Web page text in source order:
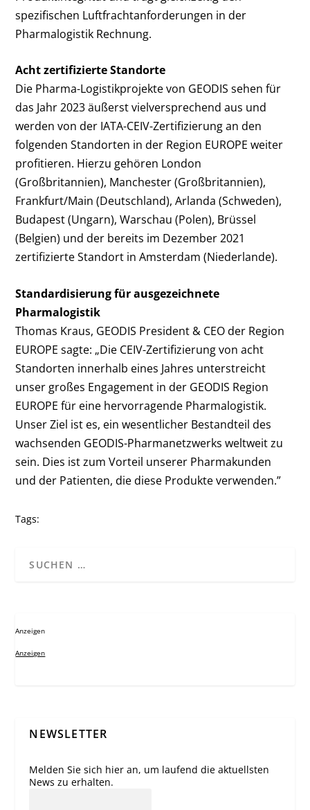
spezifischen Luftfrachtanforderungen in der
Pharmalogistik Rechnung.
Acht zertifizierte Standorte
Die Pharma-Logistikprojekte von GEODIS sehen für
das Jahr 2023 äußerst vielversprechend aus und
werden von der IATA-CEIV-Zertifizierung an den
folgenden Standorten in der Region EUROPE weiter
profitieren. Hierzu gehören London
(Großbritannien), Manchester (Großbritannien),
Frankfurt/Main (Deutschland), Arlanda (Schweden),
Budapest (Ungarn), Warschau (Polen), Brüssel
(Belgien) und der bereits im Dezember 2021
zertifizierte Standort in Amsterdam (Niederlande).
Standardisierung für ausgezeichnete
Pharmalogistik
Thomas Kraus, GEODIS President & CEO der Region
EUROPE sagte: „Die CEIV-Zertifizierung von acht
Standorten innerhalb eines Jahres unterstreicht
unser großes Engagement in der GEODIS Region
EUROPE für eine hervorragende Pharmalogistik.
Unser Ziel ist es, ein wesentlicher Bestandteil des
wachsenden GEODIS-Pharmanetzwerks weltweit zu
sein. Dies ist zum Vorteil unserer Pharmakunden
und der Patienten, die diese Produkte verwenden.”
Tags:
Anzeigen
Anzeigen
NEWSLETTER
Melden Sie sich hier an, um laufend die aktuellsten
News zu erhalten.